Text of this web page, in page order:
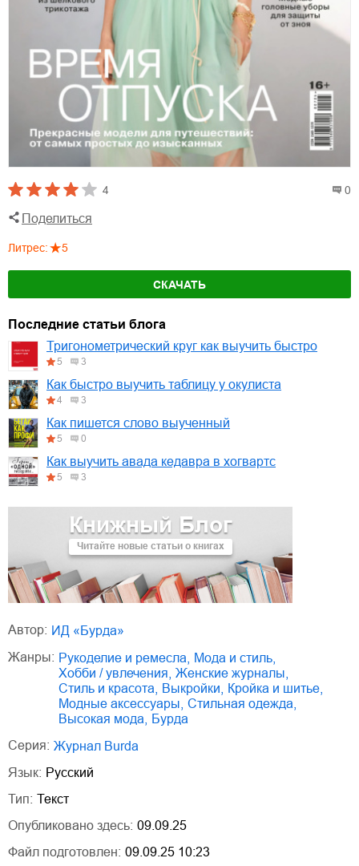
4 0
Поделиться
Литрес: 5
СКАЧАТЬ
Книжный Блог
Читайте новые статьи о книгах
Последние статьи блога
Тригонометрический круг как выучить быстро
5 3
Как быстро выучить таблицу у окулиста
4 3
Как пишется слово выученный
5 0
Как выучить авада кедавра в хогвартс
5 3
Автор:
ИД «Бурда»
Жанры:
рукоделие и ремесла мода и стиль
хобби / увлечения
женские журналы
стиль и красота
выкройки кройка и шитье
модные аксессуары
стильная одежда
высокая мода
Бурда
Серия:
Журнал Burda
Язык: Русский
Тип: Текст
Опубликовано здесь: 09.09.25
Файл подготовлен: 09.09.25 10:23